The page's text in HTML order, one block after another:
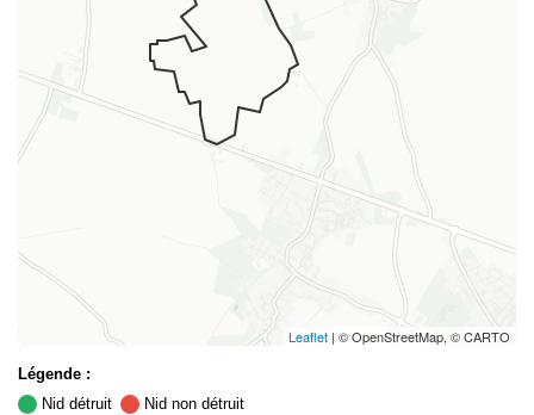
Leaflet | © OpenStreetMap, © CARTO
Légende :
Nid détruit
Nid non détruit